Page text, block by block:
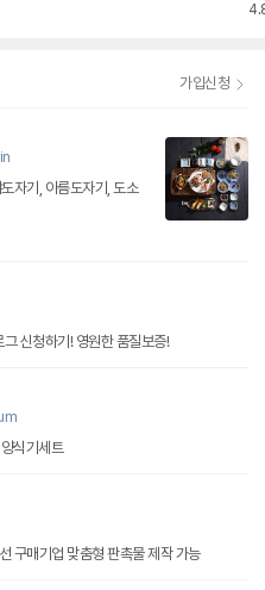
가입신청
자기, 아름도자기, 도소
신청하기! 영원한 품질보증!
식기세트
판촉물전문 대량도매 창고형도매 공공기관 우선 구매기업 맞춤형 판촉물 제작 가능